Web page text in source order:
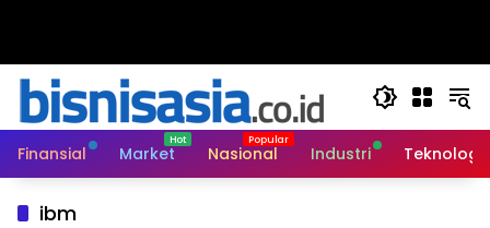
Finansial Market Nasional Industri Teknologi
ibm